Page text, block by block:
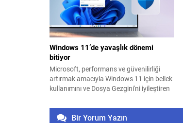
Windows 11’de yavaşlık dönemi
bitiyor
Microsoft, performans ve güvenilirliği
artırmak amacıyla Windows 11 için bellek
kullanımını ve Dosya Gezgini'ni iyileştiren
Bir Yorum Yazın